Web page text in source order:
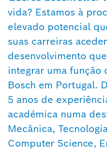
vida? Estamos à
elevado potencial
suas carreiras
desenvolvimento
integrar uma função
Bosch em Portugal.
5 anos de
académica numa
Mecânica,
Computer Science,